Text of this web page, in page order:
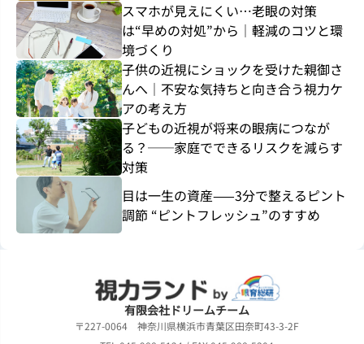
スマホが見えにくい…老眼の対策
は“早めの対処”から｜軽減のコツと環
境づくり
子供の近視にショックを受けた親御さ
んへ｜不安な気持ちと向き合う視力ケ
アの考え方
子どもの近視が将来の眼病につなが
る？──家庭でできるリスクを減らす
対策
目は一生の資産——3分で整えるピント
調節 “ピントフレッシュ”のすすめ
有限会社ドリームチーム
〒227-0064 神奈川県横浜市青葉区田奈町43-3-2F